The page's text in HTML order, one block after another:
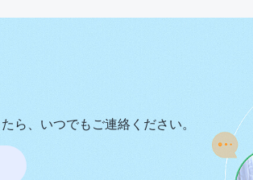
ら、いつでもご連絡ください。